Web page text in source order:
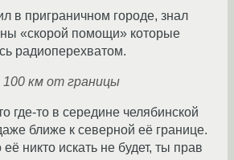
в приграничном городе, знал
«скорой помощи» которые
радиоперехватом.
100 км от границы
где-то в середине челябинской
ближе к северной её границе.
никто искать не будет, ты прав